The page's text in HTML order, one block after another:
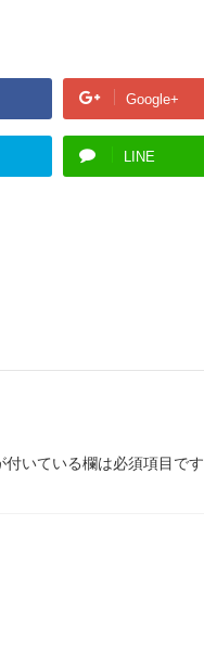
Google+
LINE
付いている欄は必須項目です